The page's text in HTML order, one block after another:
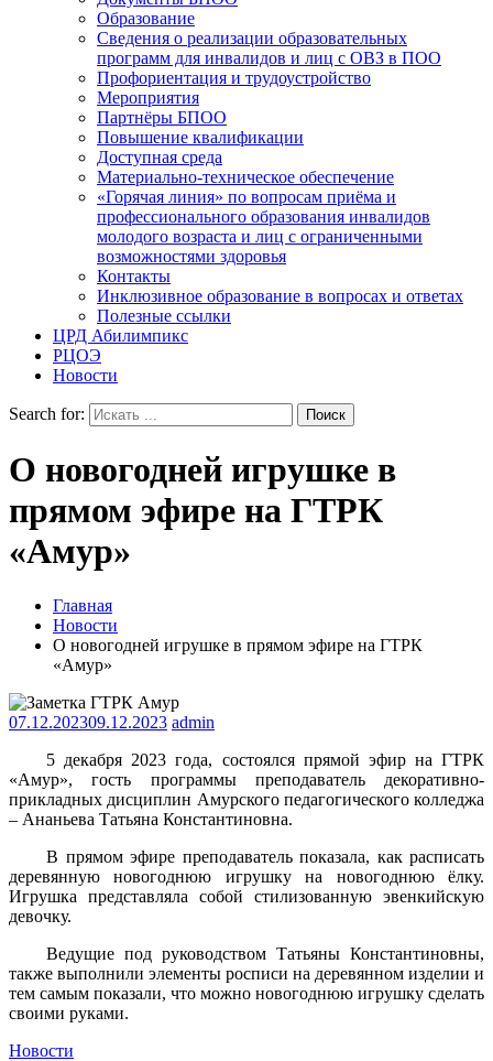
Образование
Сведения о реализации образовательных
программ для инвалидов и лиц с ОВЗ в ПОО
Профориентация и трудоустройство
Мероприятия
Партнёры БПОО
Повышение квалификации
Доступная среда
Материально-техническое обеспечение
«Горячая линия» по вопросам приёма и
профессионального образования инвалидов
молодого возраста и лиц с ограниченными
возможностями здоровья
Контакты
Инклюзивное образование в вопросах и ответах
Полезные ссылки
ЦРД Абилимпикс
РЦОЭ
Новости
Search for:
О новогодней игрушке в
прямом эфире на ГТРК
«Амур»
Главная
Новости
О новогодней игрушке в прямом эфире на ГТРК
«Амур»
07.12.202309.12.2023 admin
5 декабря 2023 года, состоялся прямой эфир на ГТРК
«Амур», гость программы преподаватель декоративно-
прикладных дисциплин Амурского педагогического колледжа
– Ананьева Татьяна Константиновна.
В прямом эфире преподаватель показала, как расписать
деревянную новогоднюю игрушку на новогоднюю ёлку.
Игрушка представляла собой стилизованную эвенкийскую
девочку.
Ведущие под руководством Татьяны Константиновны,
также выполнили элементы росписи на деревянном изделии и
тем самым показали, что можно новогоднюю игрушку сделать
своими руками.
Новости